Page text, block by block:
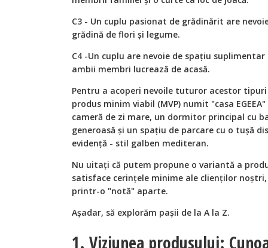
C3 - Un cuplu pasionat de grădinărit are
grădină de flori și legume.
C4 -Un cuplu are nevoie de spațiu
ambii membri lucrează de acasă.
Pentru a acoperi nevoile tuturor acestor
produs minim viabil (MVP) numit "casa
cameră de zi mare, un dormitor principal cu
generoasă și un spațiu de parcare cu o tușă
evidență - stil galben mediteran.
Nu uitați că putem propune o variantă a
satisface cerințele minime ale clienților noștri,
printr-o "notă" aparte.
Așadar, să explorăm pașii de la A la Z.
1. Viziunea produsului: